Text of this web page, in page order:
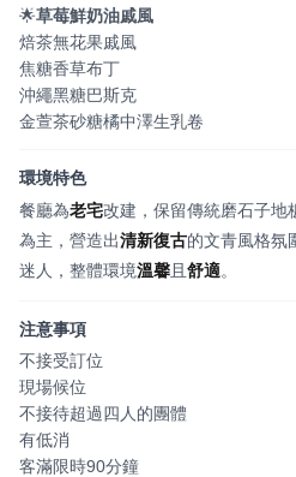
🌟草莓鮮奶油戚風
焙茶無花果戚風
焦糖香草布丁
沖繩黑糖巴斯克
金萱茶砂糖橘中澤生乳卷
環境特色
餐廳為老宅改建，保留傳統磨石子地
為主，營造出清新復古的文青風格氛
迷人，整體環境溫馨 且 舒適。
注意事項
不接受訂位
現場候位
不接待超過四人的團體
有低消
客滿限時90分鐘